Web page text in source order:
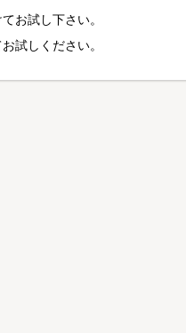
お試し下さい。
試しください。